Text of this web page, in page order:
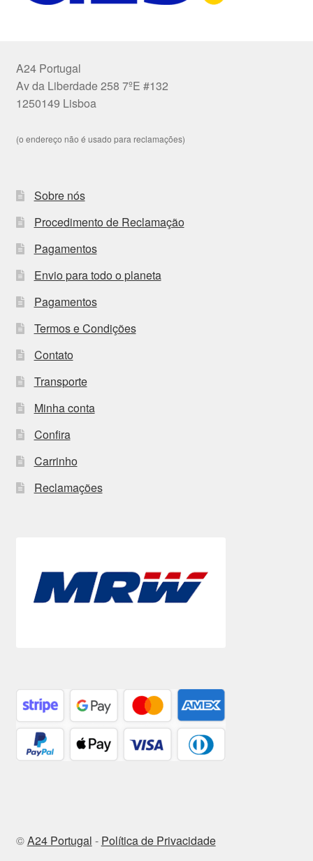
A24 Portugal
Av da Liberdade 258 7ºE #132
1250149 Lisboa
(o endereço não é usado para reclamações)
Sobre nós
Procedimento de Reclamação
Pagamentos
Envio para todo o planeta
Pagamentos
Termos e Condições
Contato
Transporte
Minha conta
Confira
Carrinho
Reclamações
©A24 Portugal - Política de Privacidade